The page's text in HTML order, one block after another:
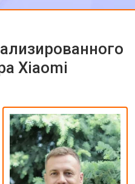
Xiaomi